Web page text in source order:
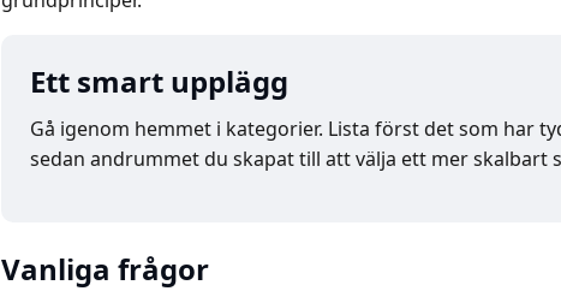
Ett smart upplägg
Gå igenom hemmet i kategorier. Lista först det som har
sedan andrummet du skapat till att välja ett mer skalbart
Vanliga frågor